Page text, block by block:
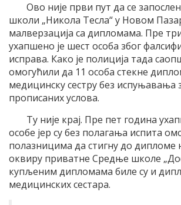
Ово није први пут да се
школи „Никола Тeсла“ у Новом
малверзација са дипломама. Пре
ухапшено је шест особа због
исправа. Како је полиција тада
омогућили да 11 особа стекне
медицинску сестру без испуњавања
прописаних услова.
Ту није крај. Пре пет година
особе јер су без полагања испита
полазницима да стигну до дипломе
оквиру приватне Средње школе
купљеним дипломама биле су и
медицинских сестара.